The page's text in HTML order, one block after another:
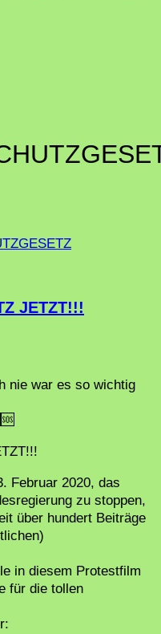
JETZT!!!
nie war es so wichtig
Februar 2020, das
zu stoppen,
über hundert Beiträge
in diesem Protestfilm
für die tollen